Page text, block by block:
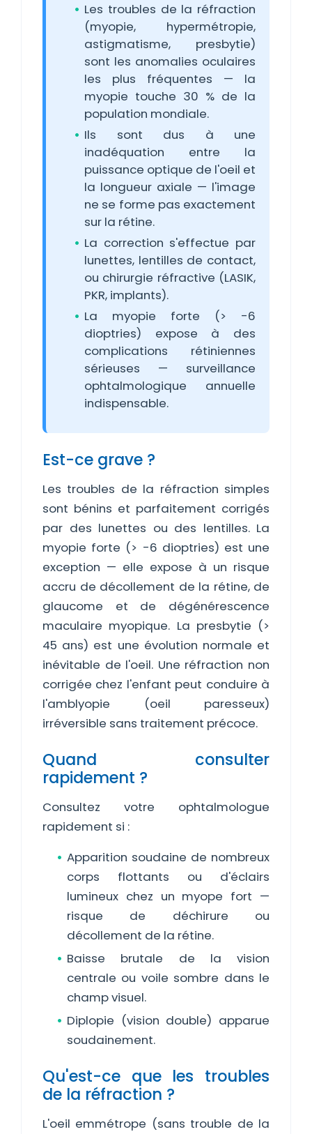
Les troubles de la réfraction
(myopie, hypermétropie,
astigmatisme, presbytie)
sont les anomalies oculaires
les plus fréquentes — la
myopie touche 30 % de la
population mondiale.
Ils sont dus à une
inadéquation entre la
puissance optique de l'oeil et
la longueur axiale — l'image
ne se forme pas exactement
sur la rétine.
La correction s'effectue par
lunettes, lentilles de contact,
ou chirurgie réfractive (LASIK,
PKR, implants).
La myopie forte (> -6
dioptries) expose à des
complications rétiniennes
sérieuses — surveillance
ophtalmologique annuelle
indispensable.
Est-ce grave ?
Les troubles de la réfraction simples
sont bénins et parfaitement corrigés
par des lunettes ou des lentilles. La
myopie forte (> -6 dioptries) est une
exception — elle expose à un risque
accru de décollement de la rétine, de
glaucome et de dégénérescence
maculaire myopique. La presbytie (>
45 ans) est une évolution normale et
inévitable de l'oeil. Une réfraction non
corrigée chez l'enfant peut conduire à
l'amblyopie (oeil paresseux)
irréversible sans traitement précoce.
Quand consulter
rapidement ?
Consultez votre ophtalmologue
rapidement si :
Apparition soudaine de nombreux
corps flottants ou d'éclairs
lumineux chez un myope fort —
risque de déchirure ou
décollement de la rétine.
Baisse brutale de la vision
centrale ou voile sombre dans le
champ visuel.
Diplopie (vision double) apparue
soudainement.
Qu'est-ce que les troubles
de la réfraction ?
L'oeil emmétrope (sans trouble de la